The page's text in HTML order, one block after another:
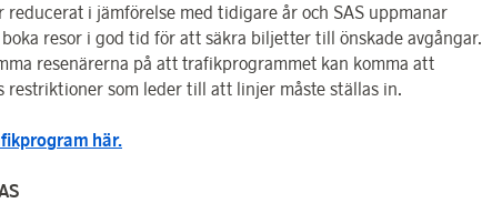
reducerat i jämförelse med tidigare år och SAS uppmanar
resor i god tid för att säkra biljetter till önskade avgångar.
resenärerna på att trafikprogrammet kan komma att
restriktioner som leder till att linjer måste ställas in.
här.